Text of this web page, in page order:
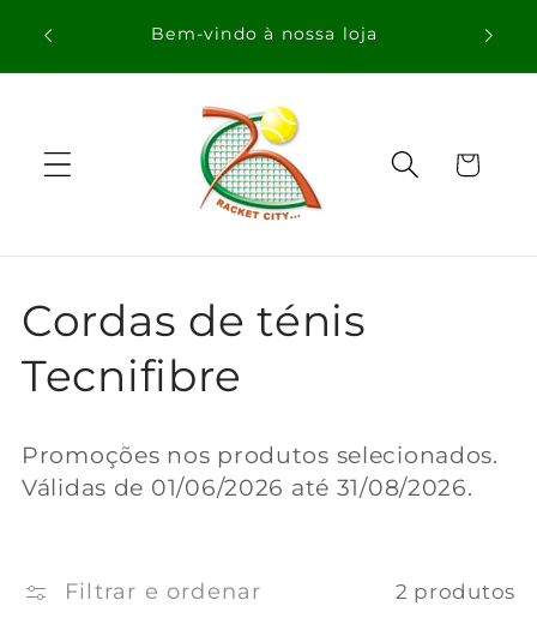
para o
Bem-vindo à nossa loja
Carrinho
C
o
e
ã
Cordas de ténis
Tecnifibre
Promoções nos produtos selecionados.
Válidas de 01/06/2026 até 31/08/2026.
Filtrar e ordenar 2 produtos